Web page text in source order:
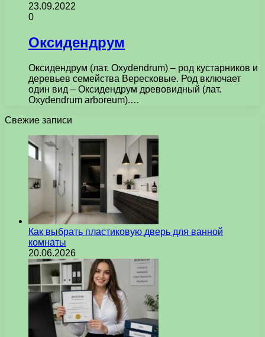
23.09.2022
0
Оксидендрум
Оксидендрум (лат. Oxydendrum) – род кустарников и
деревьев семейства Вересковые. Род включает
один вид – Оксидендрум древовидный (лат.
Oxydendrum arboreum).…
Свежие записи
Как выбрать пластиковую дверь для ванной
комнаты
20.06.2026